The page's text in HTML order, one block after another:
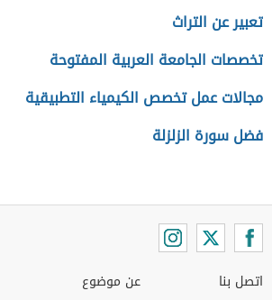
تعبير عن التراث
تخصصات الجامعة العربية المفتوحة
مجالات عمل تخصص الكيمياء التطبيقية
فضل سورة الزلزلة
اتصل بنا عن موضوع